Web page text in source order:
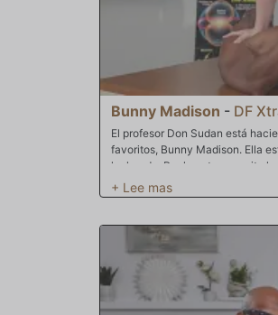
Bunny Madison - DF
El profesor Don Sudan está
favoritos, Bunny Madison. Ella
luchando. Realmente necesita
porristas y también en su
Sudan para recibir instrucción
del Dr. Sudan mientras le da
húmeda muy distintiva en su
Sudan la hace sentir de esta
darle un beso profundo y
y ofreciéndole todo lo que tiene.